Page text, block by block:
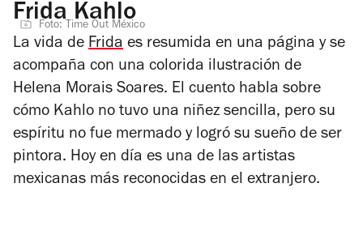
Frida Kahlo
Foto: Time Out México
La vida de Frida es resumida en una página y se
acompaña con una colorida ilustración de
Helena Morais Soares. El cuento habla sobre
cómo Kahlo no tuvo una niñez sencilla, pero su
espíritu no fue mermado y logró su sueño de ser
pintora. Hoy en día es una de las artistas
mexicanas más reconocidas en el extranjero.